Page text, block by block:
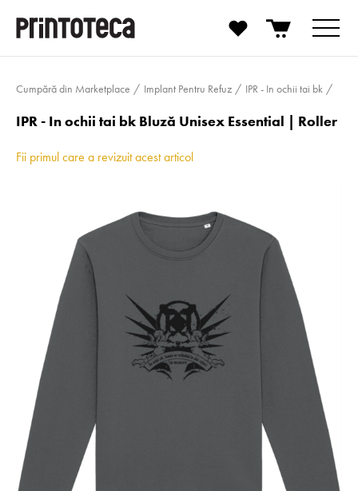
Cumpără din Marketplace Implant Pentru Refuz IPR - In ochii tai bk
IPR - In ochii tai bk Bluză Unisex Essential | Roller
Fii primul care a revizuit acest articol